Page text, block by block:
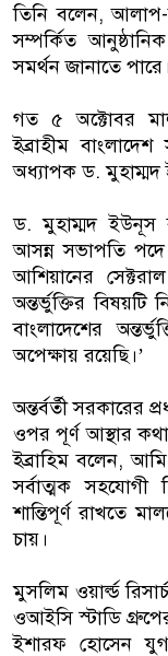
তিনি বলেন,
সম্পর্কিত
সমর্থন জানাতে পারে।
গত ৫ অক্টোবর
ইব্রাহীম
অধ্যাপক ড. মুহাম্মদ
ড. মুহাম্মদ ইউনূস
আসন্ন সভাপতি পদে
আশিয়ানের
অন্তর্ভুক্তির
বাংলাদেশের
অপেক্ষায় রয়েছি।’
অন্তর্বর্তী সরকারের
ওপর পূর্ণ আস্থার কথা
ইব্রাহিম বলেন,
সর্বাত্মক
শান্তিপূর্ণ রাখতে
চায়।
মুসলিম ওয়ার্ল্ড
ওআইসি স্টাডি
ইশারফ হোসেন